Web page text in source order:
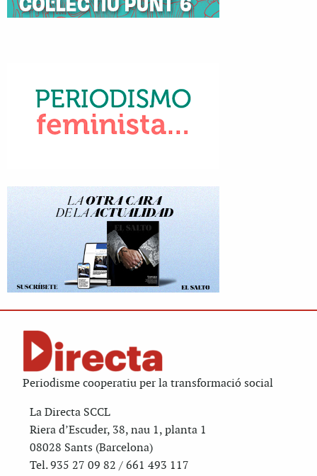
Periodisme cooperatiu per la transformació social
La Directa SCCL
Riera d’Escuder, 38, nau 1, planta 1
08028 Sants (Barcelona)
Tel. 935 27 09 82 / 661 493 117